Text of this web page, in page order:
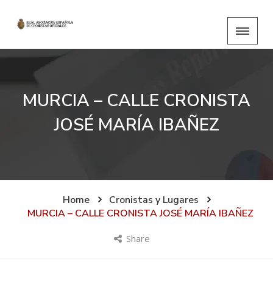
MURCIA – CALLE CRONISTA
JOSÉ MARÍA IBAÑEZ
Home
Cronistas y Lugares
MURCIA – CALLE CRONISTA JOSÉ MARÍA IBAÑEZ
Share